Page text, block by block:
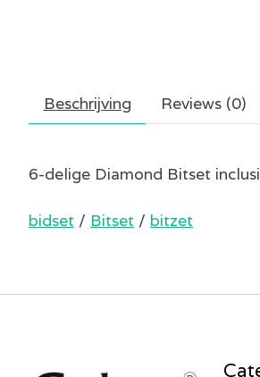
Beschrijving Reviews (0)
6-delige Diamond Bitset
bidset / Bitset / bitzet